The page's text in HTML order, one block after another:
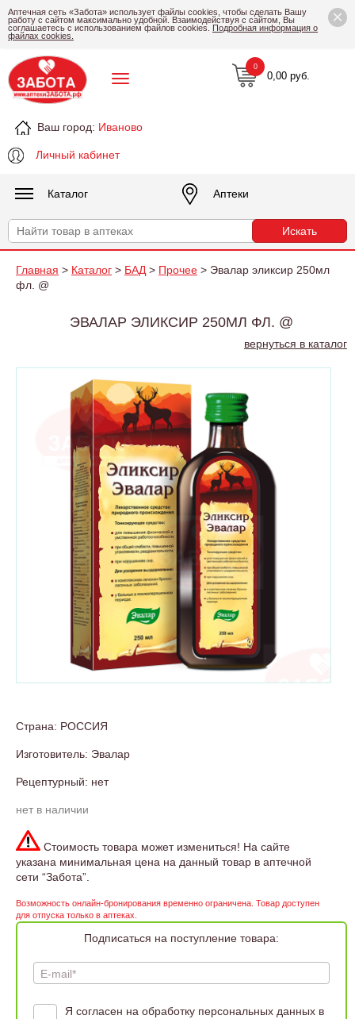
×
Аптечная сеть «Забота» использует файлы cookies, чтобы сделать Вашу
работу с сайтом максимально удобной. Взаимодействуя с сайтом, Вы
соглашаетесь с использованием файлов cookies. Подробная информация о
файлах cookies.
Ваш город: Иваново
Личный кабинет
0,00 руб.
0
Каталог Аптеки
Главная > Каталог > БАД > Прочее > Эвалар эликсир 250мл
фл. @
ЭВАЛАР ЭЛИКСИР 250МЛ ФЛ. @
вернуться в каталог
Страна: РОССИЯ
Изготовитель: Эвалар
Рецептурный: нет
нет в наличии
Стоимость товара может измениться! На сайте
указана минимальная цена на данный товар в аптечной
сети “Забота”.
Возможность онлайн-бронирования временно ограничена. Товар доступен
для отпуска только в аптеках.
Подписаться на поступление товара:
E-mail*
Я согласен на обработку персональных данных в